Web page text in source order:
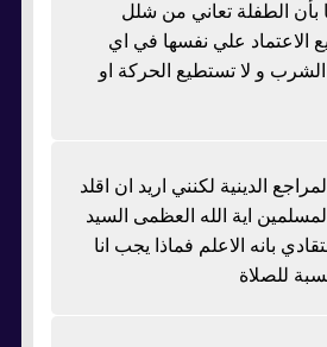
بأن الطفلة تعاني من شلل
الاعتماد علي نفسها في اي
و لا تستطيع الحركة او
الدينية لكنني اريد ان اقلد
اية الله العظمى السيد
بانه الاعلم فماذا يجب انا
للصلاة